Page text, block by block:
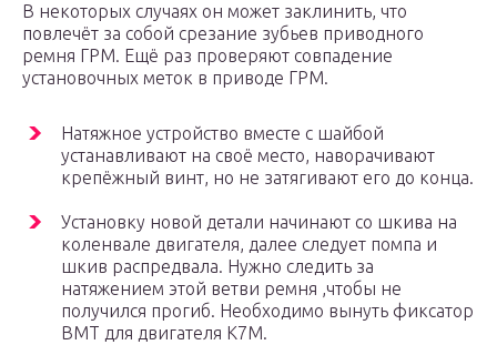
В некоторых случаях он может заклинить, что
повлечёт за собой срезание зубьев приводного
ремня ГРМ. Ещё раз проверяют совпадение
установочных меток в приводе ГРМ.
Натяжное устройство вместе с шайбой
устанавливают на своё место, наворачивают
крепёжный винт, но не затягивают его до конца.
Установку новой детали начинают со шкива на
коленвале двигателя, далее следует помпа и
шкив распредвала. Нужно следить за
натяжением этой ветви ремня ,чтобы не
получился прогиб. Необходимо вынуть фиксатор
ВМТ для двигателя К7М.